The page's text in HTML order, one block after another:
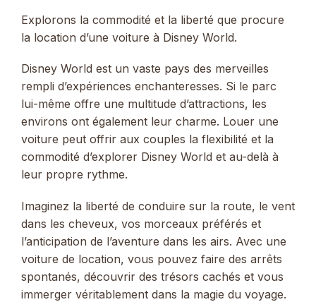
Explorons la commodité et la liberté que procure
la location d’une voiture à Disney World.
Disney World est un vaste pays des merveilles
rempli d’expériences enchanteresses. Si le parc
lui-même offre une multitude d’attractions, les
environs ont également leur charme. Louer une
voiture peut offrir aux couples la flexibilité et la
commodité d’explorer Disney World et au-delà à
leur propre rythme.
Imaginez la liberté de conduire sur la route, le vent
dans les cheveux, vos morceaux préférés et
l’anticipation de l’aventure dans les airs. Avec une
voiture de location, vous pouvez faire des arrêts
spontanés, découvrir des trésors cachés et vous
immerger véritablement dans la magie du voyage.